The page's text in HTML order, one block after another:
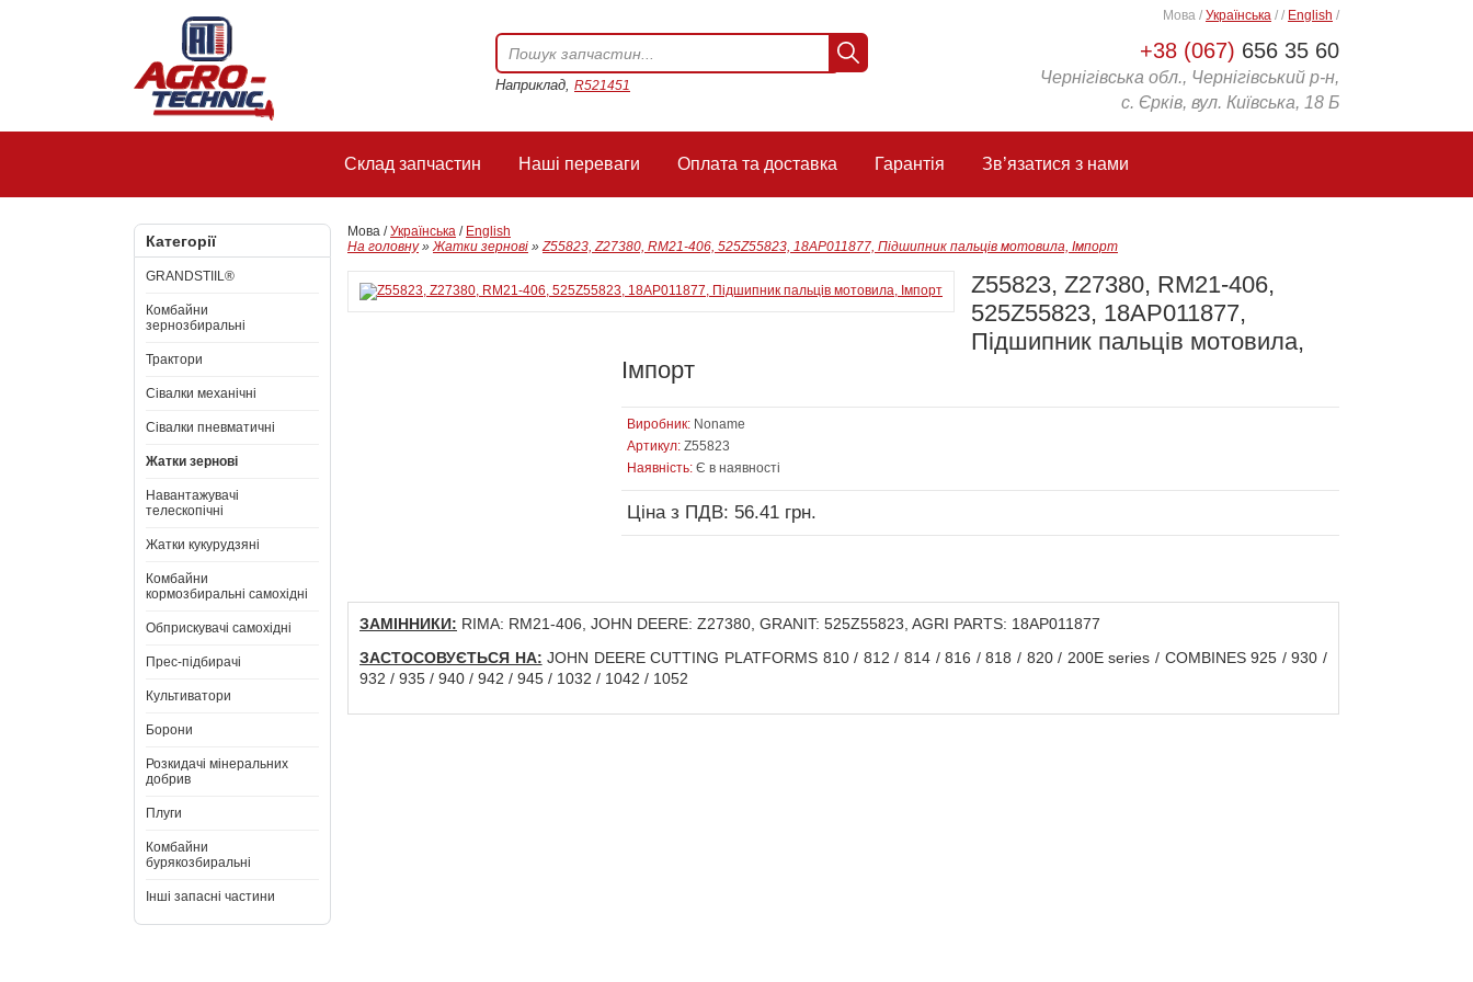
+38 (067) 656 35 60
Чернігівська обл., Чернігівський р-н,
с. Єрків, вул. Київська, 18 Б
Мова / Українська / / English /
Наприклад, R521451
Склад запчастин Наші переваги Оплата та доставка Гарантія Зв’язатися з нами
Категорії
GRANDSTIIL®
Комбайни
зернозбиральні
Трактори
Сівалки механічні
Сівалки пневматичні
Жатки зернові
Навантажувачі
телескопічні
Жатки кукурудзяні
Комбайни
кормозбиральні самохідні
Обприскувачі самохідні
Прес-підбирачі
Культиватори
Борони
Розкидачі мінеральних
добрив
Плуги
Комбайни
бурякозбиральні
Інші запасні частини
Мова /Українська / English
На головну»Жатки зернові »Z55823, Z27380, RM21-406, 525Z55823, 18AP011877, Підшипник пальців мотовила, Імпорт
Z55823, Z27380, RM21-406,
525Z55823, 18AP011877,
Підшипник пальців мотовила,
Імпорт
Виробник: Noname
Артикул: Z55823
Наявність: Є в наявності
Ціна з ПДВ: 56.41 грн.
ЗАМІННИКИ: RIMA: RM21-406, JOHN DEERE: Z27380, GRANIT: 525Z55823, AGRI PARTS: 18AP011877
ЗАСТОСОВУЄТЬСЯ НА: JOHN DEERE CUTTING PLATFORMS 810 / 812 / 814 / 816 / 818 / 820 / 200E series / COMBINES 925 / 930 /
932 / 935 / 940 / 942 / 945 / 1032 / 1042 / 1052